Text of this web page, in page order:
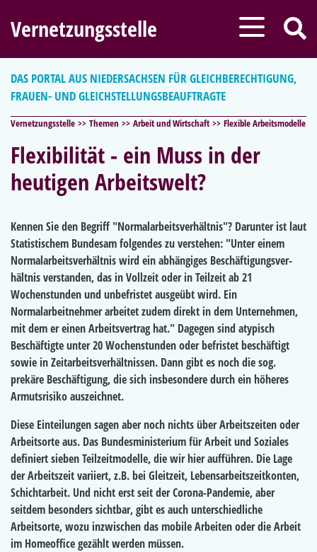
Vernetzungsstelle
DAS PORTAL AUS NIEDERSACHSEN FÜR GLEICHBERECHTIGUNG,
FRAUEN- UND GLEICHSTELLUNGSBEAUFTRAGTE
Vernetzungsstelle Themen Arbeit und Wirtschaft Flexible Arbeitsmodelle
Flexibilität - ein Muss in der
heutigen Arbeitswelt?
Kennen Sie den Begriff "Normalarbeitsverhältnis"? Darunter ist laut
Statistischem Bundesam folgendes zu verstehen: "Unter einem
Normalarbeitsverhältnis wird ein abhängiges Be­schäf­ti­gungs­ver­
hältnis ver­stan­den, das in Voll­zeit oder in Teilzeit ab 21
Wochenstunden und unbefristet ausgeübt wird. Ein
Normalarbeitnehmer arbeitet zudem di­rekt in dem Un­ter­neh­men,
mit dem er einen Arbeitsvertrag hat." Dagegen sind atypisch
Beschäftigte unter 20 Wochenstunden oder befristet beschäftigt
sowie in Zeitarbeitsverhältnissen. Dann gibt es noch die sog.
prekäre Beschäftigung, die sich insbesondere durch ein höheres
Armutsrisiko auszeichnet.
Diese Einteilungen sagen aber noch nichts über Arbeitszeiten oder
Arbeitsorte aus. Das Bundesministerium für Arbeit und Soziales
definiert sieben Teilzeitmodelle, die wir hier aufführen. Die Lage
der Arbeitszeit variiert, z.B. bei Gleitzeit, Lebensarbeitszeitkonten,
Schichtarbeit. Und nicht erst seit der Corona-Pandemie, aber
seitdem besonders sichtbar, gibt es auch unterschiedliche
Arbeitsorte, wozu inzwischen das mobile Arbeiten oder die Arbeit
im Homeoffice gezählt werden müssen.